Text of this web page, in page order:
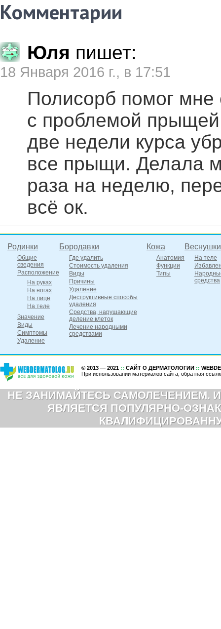
Комментарии
Юля пишет:
18 Января 2016 г., в 17:51
Полисорб помог мне
с проблемой
две недели курса
все прыщи. Делала
раза на неделю,
всё ок.
Родинки
Общие
сведения
Расположение
На руках
На ногах
На лице
На теле
Значение
Виды
Симптомы
Удаление
Бородавки
Где удалить
Стоимость удаления
Виды
Причины
Удаление
Деструктивные способы
удаления
Средства, нарушающие
деление клеток
Лечение народными
средствами
Кожа
Анатомия
Функции
Типы
Веснушки
На теле
средства
© 2013 — 2021 :: САЙТ О ДЕРМАТОЛОГИИ ::
При использовании материалов сайта, обратная
НЕ ЗАНИМАЙТЕСЬ САМОЛЕЧЕНИЕМ.
ЯВЛЯЕТСЯ ПОПУЛЯРНО-